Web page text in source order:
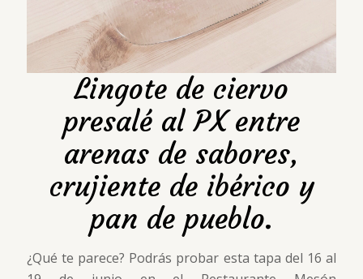
Lingote de ciervo
presalé al PX entre
arenas de sabores,
crujiente de ibérico y
pan de pueblo.
¿Qué te parece? Podrás probar esta tapa del 16 al